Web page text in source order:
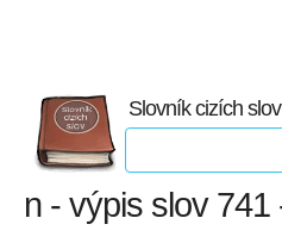
Slovník cizích
n - výpis slov 741